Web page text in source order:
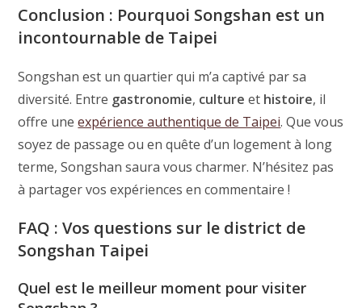
Conclusion : Pourquoi Songshan est un
incontournable de Taipei
Songshan est un quartier qui m’a captivé par sa
diversité. Entre gastronomie, culture et histoire, il
offre uneexpérience authentique de Taipei. Que vous
soyez de passage ou en quête d’un logement à long
terme, Songshan saura vous charmer. N’hésitez pas
à partager vos expériences en commentaire !
FAQ : Vos questions sur le district de
Songshan Taipei
Quel est le meilleur moment pour visiter